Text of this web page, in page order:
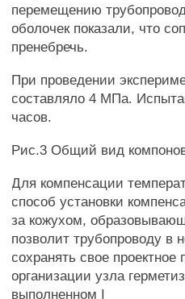
перемещению
оболочек показали, что
пренебречь.
При проведении
составляло 4 МПа.
часов.
Рис.3 Общий вид
Для компенсации
способ установки
за кожухом,
позволит трубопроводу
сохранять свое
организации узла
выполненном I